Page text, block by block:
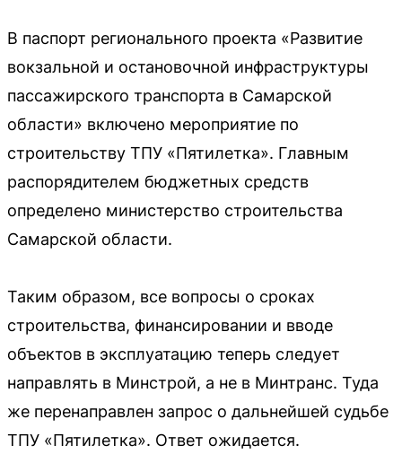
В паспорт регионального проекта «Развитие
вокзальной и остановочной инфраструктуры
пассажирского транспорта в Самарской
области» включено мероприятие по
строительству ТПУ «Пятилетка». Главным
распорядителем бюджетных средств
определено министерство строительства
Самарской области.
Таким образом, все вопросы о сроках
строительства, финансировании и вводе
объектов в эксплуатацию теперь следует
направлять в Минстрой, а не в Минтранс. Туда
же перенаправлен запрос о дальнейшей судьбе
ТПУ «Пятилетка». Ответ ожидается.